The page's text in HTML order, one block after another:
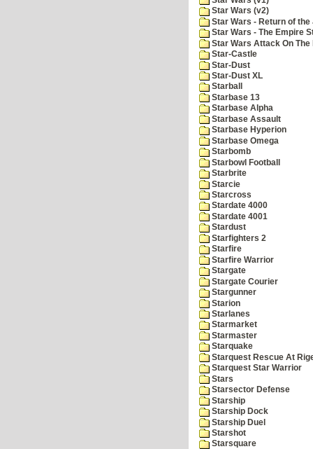
Star Wars (v2)
Star Wars - Return of
Star Wars - The Empire
Star Wars Attack On The
Star-Castle
Star-Dust
Star-Dust XL
Starball
Starbase 13
Starbase Alpha
Starbase Assault
Starbase Hyperion
Starbase Omega
Starbomb
Starbowl Football
Starbrite
Starcie
Starcross
Stardate 4000
Stardate 4001
Stardust
Starfighters 2
Starfire
Starfire Warrior
Stargate
Stargate Courier
Stargunner
Starion
Starlanes
Starmarket
Starmaster
Starquake
Starquest Rescue At
Starquest Star Warrior
Stars
Starsector Defense
Starship
Starship Dock
Starship Duel
Starshot
Starsquare